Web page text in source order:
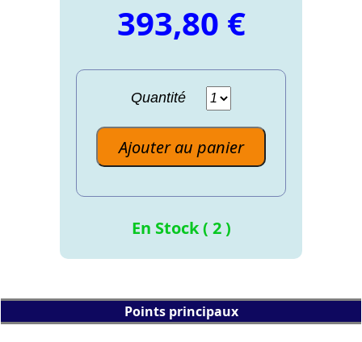
393,80 €
Quantité
Ajouter au panier
En Stock ( 2 )
Points principaux